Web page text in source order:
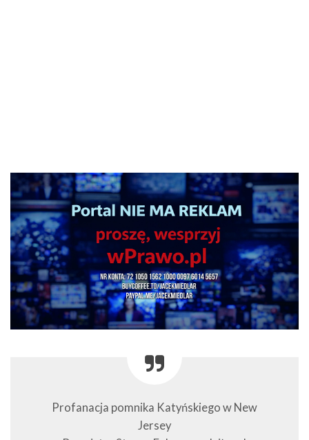
Profanacja pomnika Katyńskiego w New
Jersey